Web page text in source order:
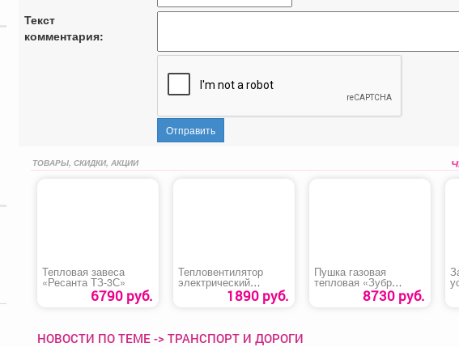
Текст
комментария:
Отправить
ТОВАРЫ, СКИДКИ, АКЦИИ
Тепловая завеса
«Ресанта ТЗ-3С»
6790 руб.
Тепловентилятор
электрический
керамический «FHC-
1890 руб.
Пушка газовая
тепловая «Зубр
8730 руб.
НОВОСТИ ПО ТЕМЕ -> ТРАНСПОРТ И ДОРОГИ